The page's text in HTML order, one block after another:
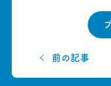
前の記事